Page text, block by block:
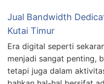
Jual Bandwidth
Kutai Timur
Era digital seperti
menjadi sangat penting,
tetapi juga dalam